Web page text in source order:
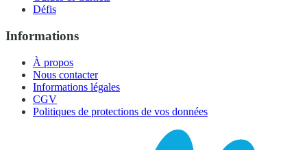
Défis
Informations
À propos
Nous contacter
Informations légales
CGV
Politiques de protections de vos données